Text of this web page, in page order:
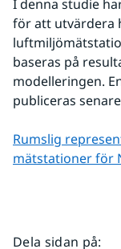
I denna studie
för att utvärdera
baseras på
modelleringen.
publiceras
Rumslig
mätstationer för
Dela sidan på: